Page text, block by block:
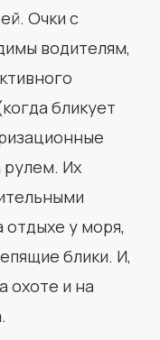
Очки с
водителям,
бликует
рулем. Их
у моря,
блики. И,
охоте и на